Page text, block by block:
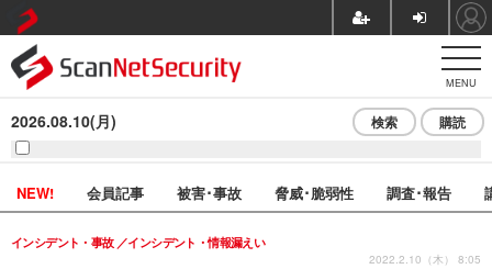
MENU
2026.08.10(月) 検索 購読
NEW! 会員記事 被害･事故 脅威･脆弱性 調査･報告
インシデント・事故 インシデント・情報漏えい
2022.2.10（木） 8:05